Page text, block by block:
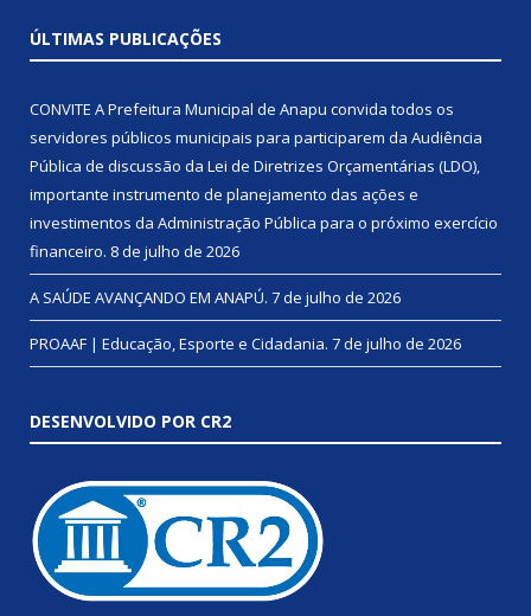
ÚLTIMAS PUBLICAÇÕES
CONVITE A Prefeitura Municipal de Anapu convida todos os
servidores públicos municipais para participarem da Audiência
Pública de discussão da Lei de Diretrizes Orçamentárias (LDO),
importante instrumento de planejamento das ações e
investimentos da Administração Pública para o próximo exercício
financeiro. 8 de julho de 2026
A SAÚDE AVANÇANDO EM ANAPÚ. 7 de julho de 2026
PROAAF | Educação, Esporte e Cidadania. 7 de julho de 2026
DESENVOLVIDO POR CR2